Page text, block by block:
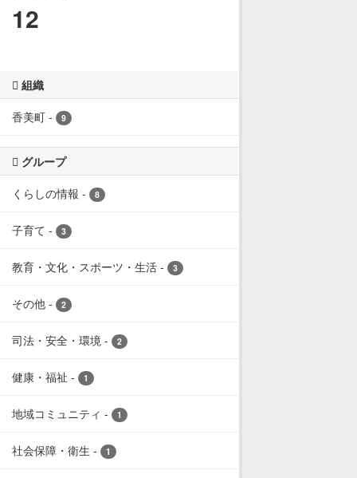
12
組織
香美町 - 9
グループ
くらしの情報 - 8
子育て - 3
教育・文化・スポーツ・生活 - 3
その他 - 2
司法・安全・環境 - 2
健康・福祉 - 1
地域コミュニティ - 1
社会保障・衛生 - 1